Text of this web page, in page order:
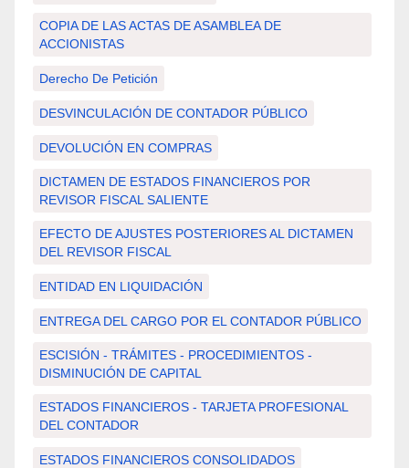
COPIA DE LAS ACTAS DE ASAMBLEA DE
ACCIONISTAS
Derecho De Petición
DESVINCULACIÓN DE CONTADOR PÚBLICO
DEVOLUCIÓN EN COMPRAS
DICTAMEN DE ESTADOS FINANCIEROS POR
REVISOR FISCAL SALIENTE
EFECTO DE AJUSTES POSTERIORES AL DICTAMEN
DEL REVISOR FISCAL
ENTIDAD EN LIQUIDACIÓN
ENTREGA DEL CARGO POR EL CONTADOR PÚBLICO
ESCISIÓN - TRÁMITES - PROCEDIMIENTOS -
DISMINUCIÓN DE CAPITAL
ESTADOS FINANCIEROS - TARJETA PROFESIONAL
DEL CONTADOR
ESTADOS FINANCIEROS CONSOLIDADOS